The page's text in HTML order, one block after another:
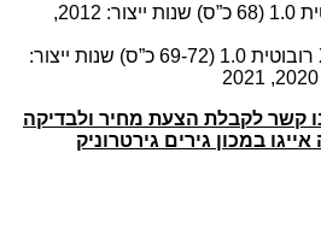
טויוטה אייגו Comfort רובוטית 1.0 (68 כ”ס) שנות ייצור: 2012,
טויוטה אייגו X-Play/X-Cite רובוטית 1.0 (69-72 כ”ס) שנות ייצור:
קשר לקבלת הצעת מחיר ולבדיקה
במכון גירים גירטרוניק